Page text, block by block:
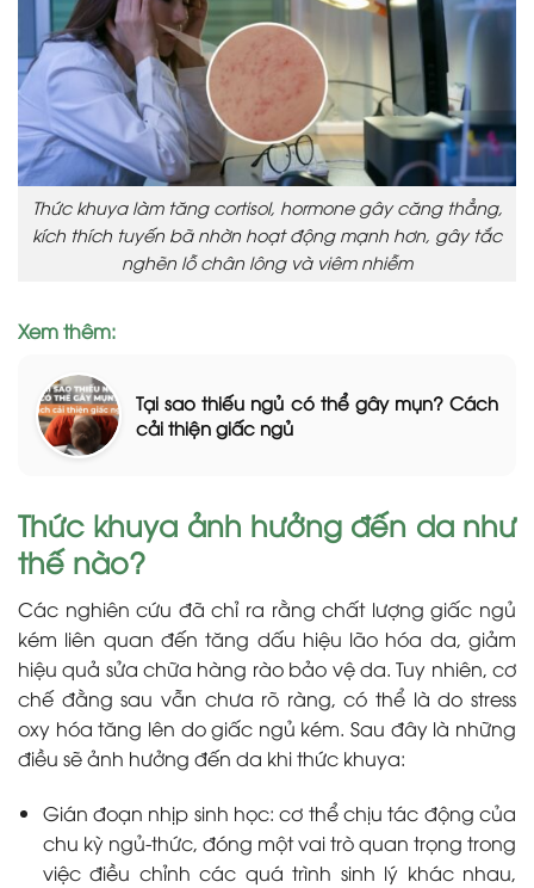
Thức khuya làm tăng cortisol, hormone gây căng thẳng,
kích thích tuyến bã nhờn hoạt động mạnh hơn, gây tắc
nghẽn lỗ chân lông và viêm nhiễm
Xem thêm:
Tại sao thiếu ngủ có thể gây mụn? Cách
cải thiện giấc ngủ
Thức khuya ảnh hưởng đến da như
thế nào?
Các nghiên cứu đã chỉ ra rằng chất lượng giấc ngủ
kém liên quan đến tăng dấu hiệu lão hóa da, giảm
hiệu quả sửa chữa hàng rào bảo vệ da. Tuy nhiên, cơ
chế đằng sau vẫn chưa rõ ràng, có thể là do stress
oxy hóa tăng lên do giấc ngủ kém. Sau đây là những
điều sẽ ảnh hưởng đến da khi thức khuya:
Gián đoạn nhịp sinh học: cơ thể chịu tác động của
chu kỳ ngủ-thức, đóng một vai trò quan trọng trong
việc điều chỉnh các quá trình sinh lý khác nhau,